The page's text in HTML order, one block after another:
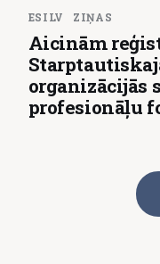
ESILV ZIŅAS
Aicinām
organizācijās
profesionāļu